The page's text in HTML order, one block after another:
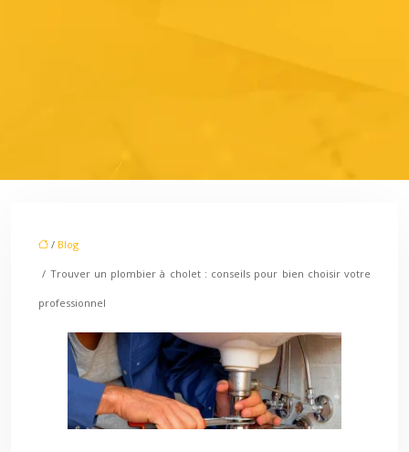
/ Blog
/ Trouver un plombier à cholet : conseils pour bien choisir votre
professionnel